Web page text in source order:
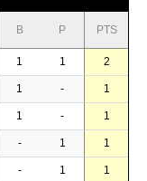
B P PTS
1 1 2
1 - 1
1 - 1
- 1 1
- 1 1